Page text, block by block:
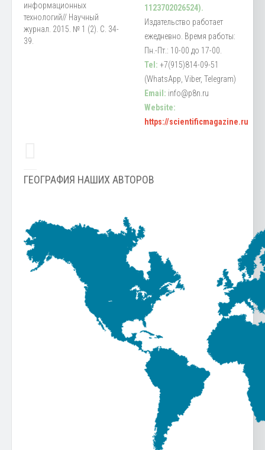
информационных
технологий// Научный
журнал. 2015. № 1 (2). С. 34-
39.
1123702026524).
Издательство работает
ежедневно. Время работы:
Пн.-Пт.: 10-00 до 17-00.
Tel: +7(915)814-09-51
(WhatsApp, Viber, Telegram)
Email: info@p8n.ru
Website:
https://scientificmagazine.ru
ГЕОГРАФИЯ НАШИХ АВТОРОВ